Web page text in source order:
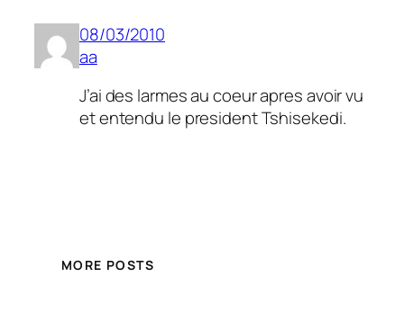
08/03/2010
aa
J’ai des larmes au coeur apres avoir vu
et entendu le president Tshisekedi.
MORE POSTS